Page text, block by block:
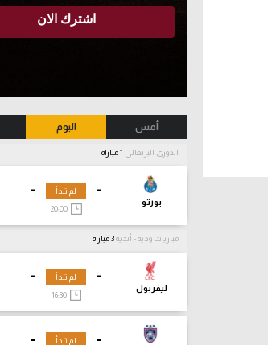
أمس اليوم
الدوري البرتغالي
-
بورتو
-
لم تبدأ
20:00
مباريات ودية - أندية
-
ليفربول
-
لم تبدأ
16:30
-
-
لم تبدأ